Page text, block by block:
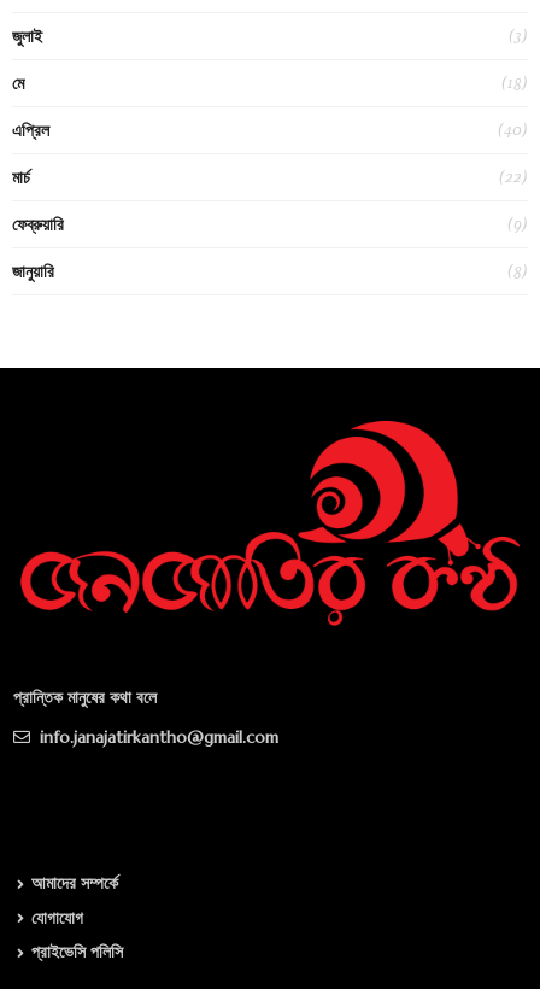
জুলাই (3)
মে (18)
এপ্রিল (40)
মার্চ (22)
ফেব্রুয়ারি (9)
জানুয়ারি (8)
প্রান্তিক মানুষের কথা বলে
info.janajatirkantho@gmail.com
আমাদের সম্পর্কে
যোগাযোগ
প্রাইভেসি পলিসি